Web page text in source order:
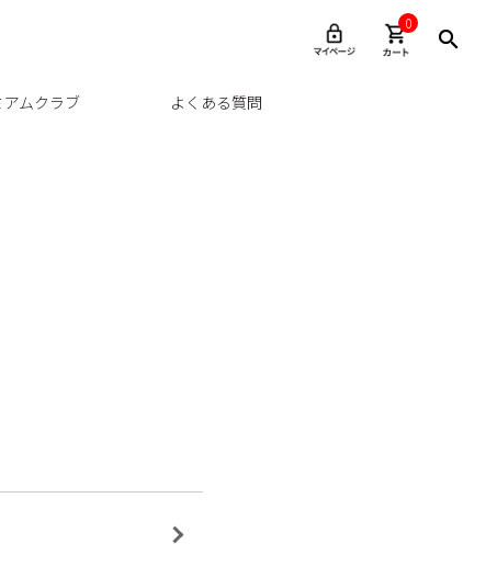
0
ムクラブ よくある質問